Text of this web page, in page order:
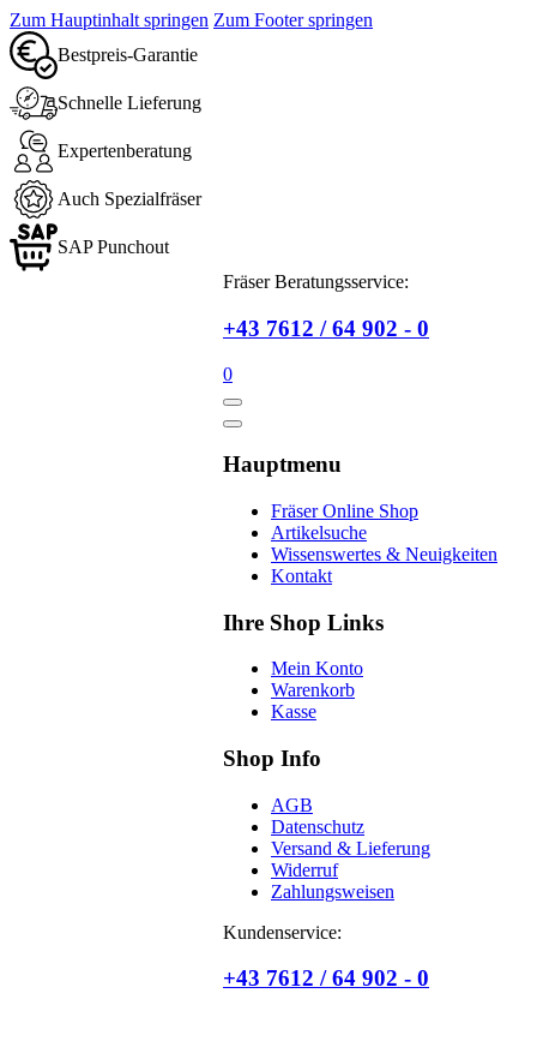
Zum Hauptinhalt springen Zum Footer springen
Bestpreis-Garantie
Schnelle Lieferung
Expertenberatung
Auch Spezialfräser
SAP Punchout
Fräser Beratungsservice:
+43 7612 / 64 902 - 0
0
Hauptmenu
Fräser Online Shop
Artikelsuche
Wissenswertes & Neuigkeiten
Kontakt
Ihre Shop Links
Mein Konto
Warenkorb
Kasse
Shop Info
AGB
Datenschutz
Versand & Lieferung
Widerruf
Zahlungsweisen
Kundenservice:
+43 7612 / 64 902 - 0